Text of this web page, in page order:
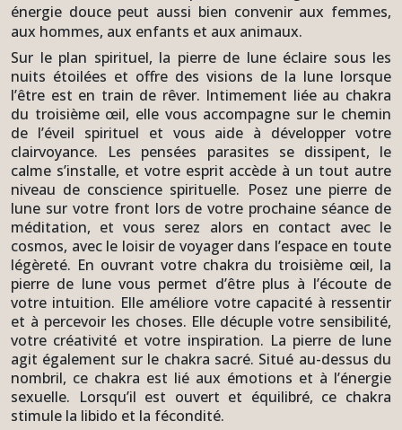
énergie douce peut aussi bien convenir aux femmes,
aux hommes, aux enfants et aux animaux.
Sur le plan spirituel, la pierre de lune éclaire sous les
nuits étoilées et offre des visions de la lune lorsque
l’être est en train de rêver. Intimement liée au chakra
du troisième œil, elle vous accompagne sur le chemin
de l’éveil spirituel et vous aide à développer votre
clairvoyance. Les pensées parasites se dissipent, le
calme s’installe, et votre esprit accède à un tout autre
niveau de conscience spirituelle. Posez une pierre de
lune sur votre front lors de votre prochaine séance de
méditation, et vous serez alors en contact avec le
cosmos, avec le loisir de voyager dans l’espace en toute
légèreté. En ouvrant votre chakra du troisième œil, la
pierre de lune vous permet d’être plus à l’écoute de
votre intuition. Elle améliore votre capacité à ressentir
et à percevoir les choses. Elle décuple votre sensibilité,
votre créativité et votre inspiration. La pierre de lune
agit également sur le chakra sacré. Situé au-dessus du
nombril, ce chakra est lié aux émotions et à l’énergie
sexuelle. Lorsqu’il est ouvert et équilibré, ce chakra
stimule la libido et la fécondité.